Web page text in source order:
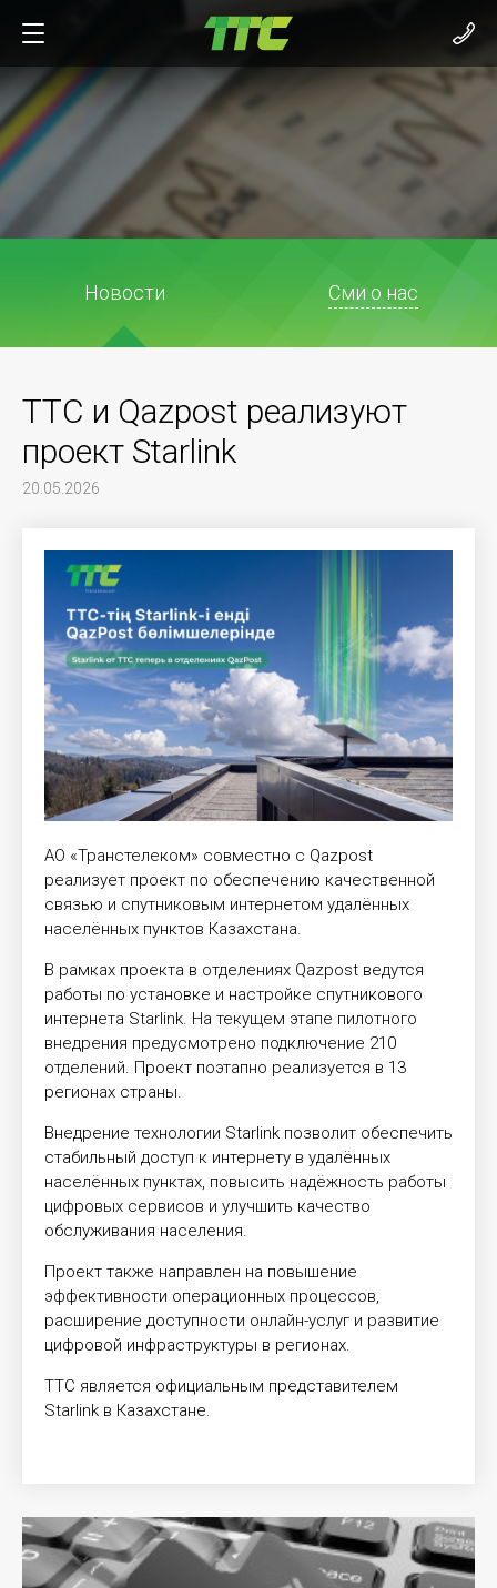
Новости Сми о нас
ТТС и Qazpost реализуют
проект Starlink
20.05.2026
АО «Транстелеком» совместно с Qazpost
реализует проект по обеспечению качественной
связью и спутниковым интернетом удалённых
населённых пунктов Казахстана.
В рамках проекта в отделениях Qazpost ведутся
работы по установке и настройке спутникового
интернета Starlink. На текущем этапе пилотного
внедрения предусмотрено подключение 210
отделений. Проект поэтапно реализуется в 13
регионах страны.
Внедрение технологии Starlink позволит обеспечить
стабильный доступ к интернету в удалённых
населённых пунктах, повысить надёжность работы
цифровых сервисов и улучшить качество
обслуживания населения.
Проект также направлен на повышение
эффективности операционных процессов,
расширение доступности онлайн-услуг и развитие
цифровой инфраструктуры в регионах.
ТТС является официальным представителем
Starlink в Казахстане.